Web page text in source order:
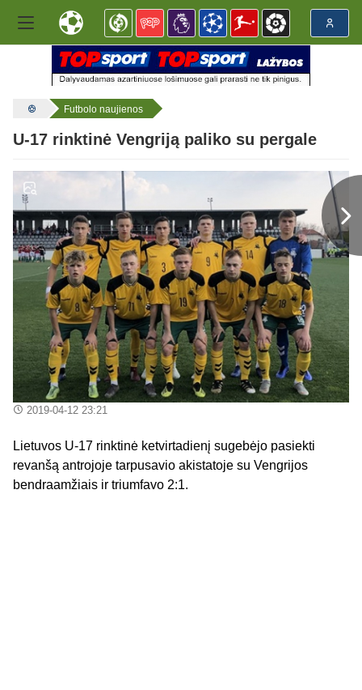
Futbolo naujienos
U-17 rinktinė Vengriją paliko su pergale
2019-04-12 23:21
Lietuvos U-17 rinktinė ketvirtadienį sugebėjo pasiekti
revanšą antrojoje tarpusavio akistatoje su Vengrijos
bendraamžiais ir triumfavo 2:1.